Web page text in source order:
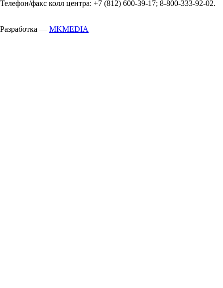
Телефон/факс колл центра: +7 (812) 600-39-17; 8-800-333-92-02.
Разработка — MKMEDIA